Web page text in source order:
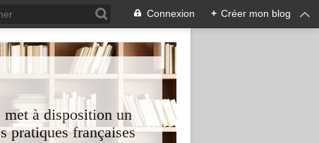
Connexion + Créer mon blog
à disposition un
pratiques françaises